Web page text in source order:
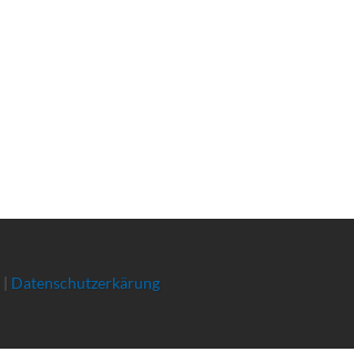
| Datenschutzerkärung